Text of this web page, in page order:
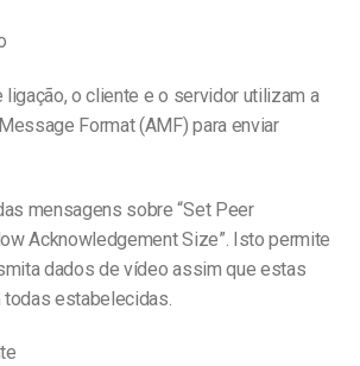
ligação, o cliente e o servidor utilizam a
Format (AMF) para enviar
mensagens sobre “Set Peer
Acknowledgement Size”. Isto permite
dados de vídeo assim que estas
estabelecidas.